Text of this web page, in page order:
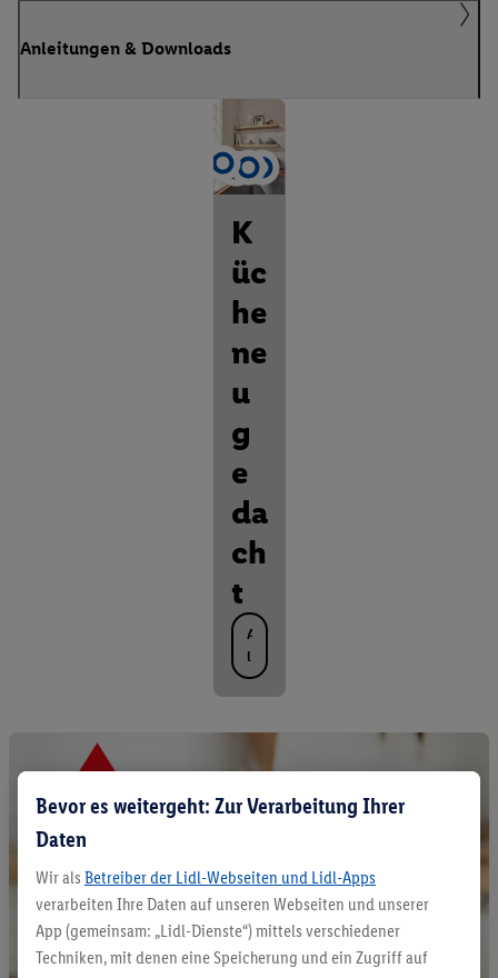
Anleitungen & Downloads
K
üc
he
ne
u
g
e
da
ch
t
A
l
l
e
o
u
e
e
n
t
d
Bevor es weitergeht: Zur Verarbeitung Ihrer
Daten
Wir als Betreiber der Lidl-Webseiten und Lidl-Apps
verarbeiten Ihre Daten auf unseren Webseiten und unserer
App (gemeinsam: „Lidl-Dienste“) mittels verschiedener
Techniken, mit denen eine Speicherung und ein Zugriff auf